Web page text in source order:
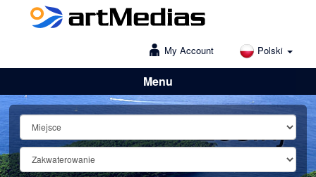
My Account Polski
Menu
Lošinj